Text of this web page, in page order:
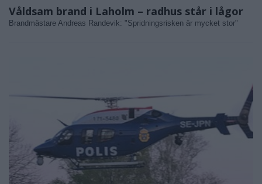
Våldsam brand i Laholm – radhus står i lågor
Brandmästare Andreas Randevik: "Spridningsrisken är mycket stor"